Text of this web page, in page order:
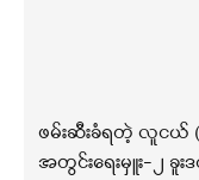
ဖမ်းဆီးခံရတဲ့ လူငယ် (
အတွင်းရေးမှူး-၂ ခူ